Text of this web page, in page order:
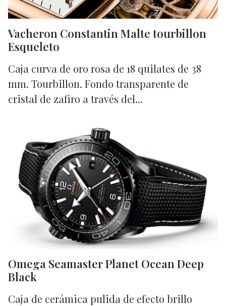
Vacheron Constantin Malte tourbillon
Esqueleto
Caja curva de oro rosa de 18 quilates de 38
mm. Tourbillon. Fondo transparente de
cristal de zafiro a través del...
Omega Seamaster Planet Ocean Deep
Black
Caja de cerámica pulida de efecto brillo